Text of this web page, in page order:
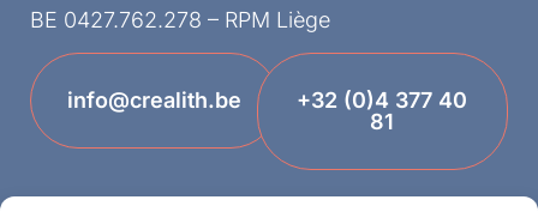
BE 0427.762.278 – RPM Liège
info@crealith.be
+32 (0)4 377 40
81